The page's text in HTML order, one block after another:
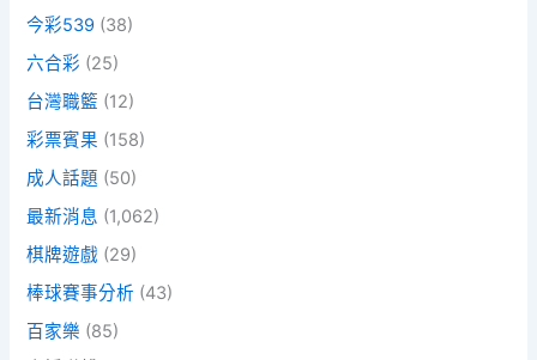
今彩539 (38)
六合彩 (25)
台灣職籃 (12)
彩票賓果 (158)
成人話題 (50)
最新消息 (1,062)
棋牌遊戲 (29)
棒球賽事分析 (43)
百家樂 (85)